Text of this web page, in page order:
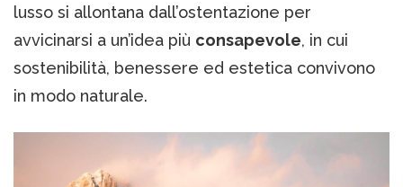
lusso si allontana dall’ostentazione per
avvicinarsi a un’idea più consapevole, in cui
sostenibilità, benessere ed estetica convivono
in modo naturale.